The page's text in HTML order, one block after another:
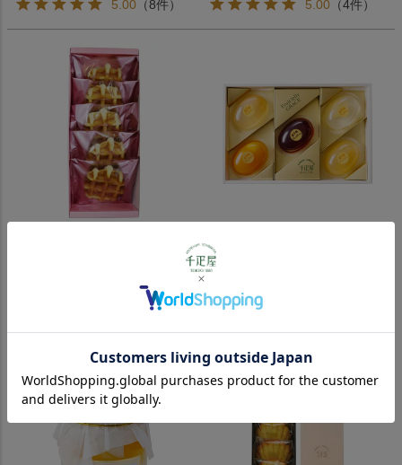
5.00 （8件） 5.00 （4件）
5.00（3件） 4.33（3件）